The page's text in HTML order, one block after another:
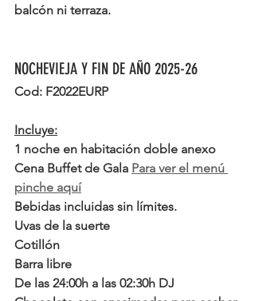
balcón ni terraza.
NOCHEVIEJA Y FIN DE AÑO 2025-26
Cod: F2022EURP
Incluye:
1 noche en habitación doble anexo
Cena Buffet de Gala Para ver el menú
pinche aquí
Bebidas incluidas sin límites.
Uvas de la suerte
Cotillón
Barra libre
De las 24:00h a las 02:30h DJ